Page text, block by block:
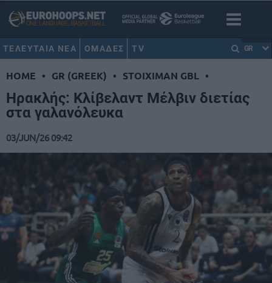
ΤΕΛΕΥΤΑΙΑ ΝΕΑ ΟΜΑΔΕΣ TV GR
HOME • GR (GREEK) • STOIXIMAN GBL •
Ηρακλής: Κλίβελαντ Μέλβιν διετίας
στα γαλανόλευκα
03/JUN/26 09:42